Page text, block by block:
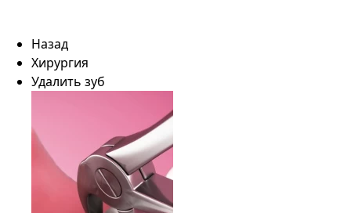
Назад
Хирургия
Удалить зуб